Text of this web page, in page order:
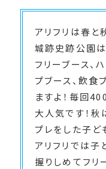
アリフリは春と
城跡史跡公園は
フリーブース、
プブース、飲食
ますよ！毎回
大人気です！
プレをした子ど
アリフリでは
握りしめてフリ